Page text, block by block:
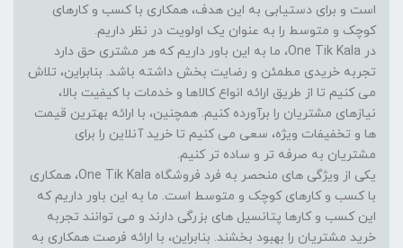
است و برای دستیابی به این هدف، همکاری با کسب و کارهای
کوچک و متوسط را به عنوان یک اولویت در نظر داریم.
در One Tik Kala، ما به این باور داریم که هر مشتری حق دارد
تجربه خریدی مطمئن و رضایت بخش داشته باشد. بنابراین، تلاش
می کنیم تا از طریق ارائه انواع کالاها و خدمات با کیفیت بالا،
نیازهای مشتریان را برآورده کنیم. همچنین، با ارائه بهترین قیمت
ها و تخفیفات ویژه، سعی می کنیم تا خرید آنلاین را برای
مشتریان به صرفه تر و ساده تر کنیم.
یکی از ویژگی های منحصر به فرد فروشگاه One Tik Kala، همکاری
با کسب و کارهای کوچک و متوسط است. ما به این باور داریم که
این کسب و کارها پتانسیل های بزرگی دارند و می توانند تجربه
خرید مشتریان را بهبود بخشند. بنابراین، با ارائه فرصت همکاری به